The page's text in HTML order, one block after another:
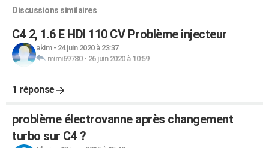
Discussions similaires
C4 2, 1.6 E HDI 110 CV Problème injecteur
akim- 24 juin 2020 à 23:37
mimi69780- 26 juin 2020 à 10:59
1 réponse
problème électrovanne après changement
turbo sur C4 ?